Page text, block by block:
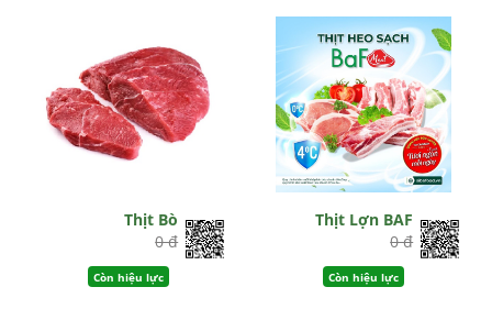
Thịt Bò
0 đ
Còn hiệu lực
Thịt Lợn BAF
0 đ
Còn hiệu lực